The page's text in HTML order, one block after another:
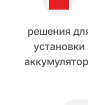
решения
установки